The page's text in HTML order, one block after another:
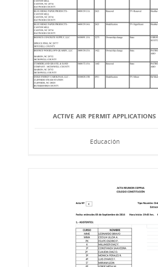
ACTIVE AIR PERMIT APPLICATIONS
Educación